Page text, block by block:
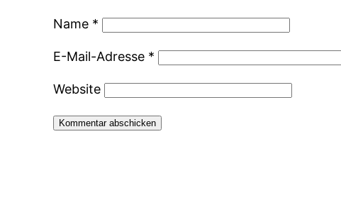
Name *
E-Mail-Adresse *
Website